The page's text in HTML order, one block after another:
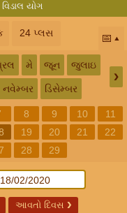
વિડાલ યોગ
24 પ્લસ 📅
મે જૂન જુલાઇ
નવેમ્બર ડિસેમ્બર
❯
8 9 10
11
19 20 21
22
28 29
આવતો દિવસ ❯